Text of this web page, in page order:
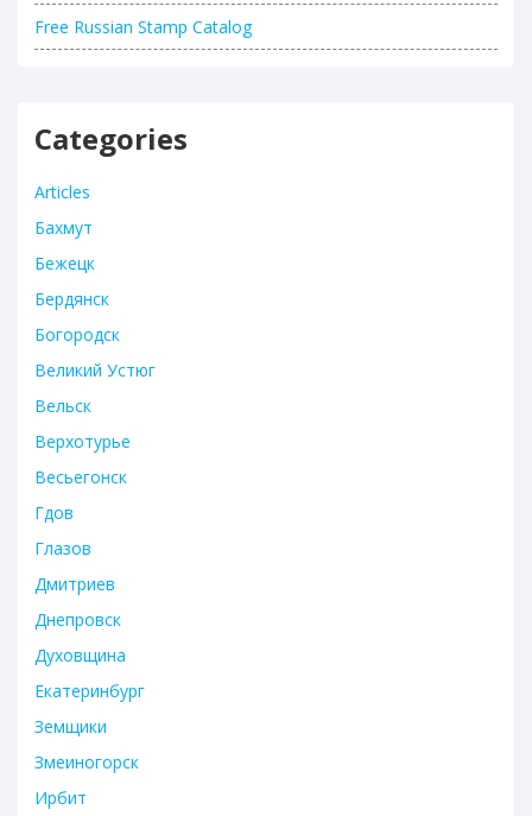
Free Russian Stamp Catalog
Categories
Articles
Бахмут
Бежецк
Бердянск
Богородск
Великий Устюг
Вельск
Верхотурье
Весьегонск
Гдов
Глазов
Дмитриев
Днепровск
Духовщина
Екатеринбург
Земщики
Змеиногорск
Ирбит